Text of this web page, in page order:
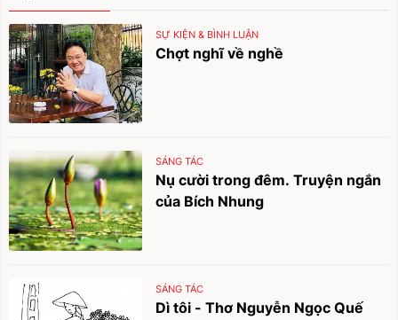
SỰ KIỆN & BÌNH LUẬN
Chợt nghĩ về nghề
SÁNG TÁC
Nụ cười trong đêm. Truyện ngắn
của Bích Nhung
SÁNG TÁC
Dì tôi - Thơ Nguyễn Ngọc Quế